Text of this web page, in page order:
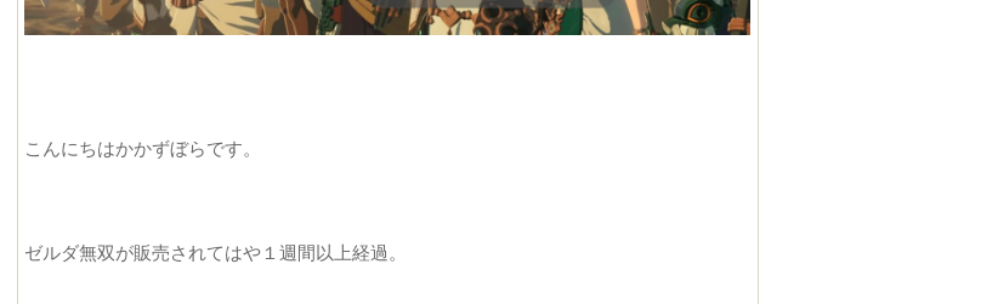
こんにちはかかずぼらです。
ゼルダ無双が販売されてはや１週間以上経過。